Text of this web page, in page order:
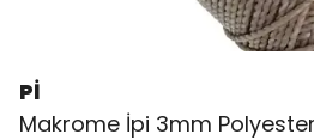
Pİ
Makrome İpi 3mm